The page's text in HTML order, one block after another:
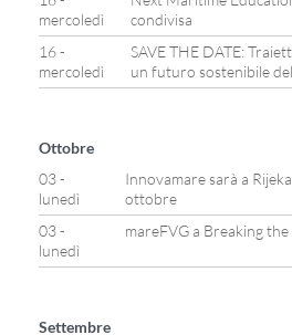
mercoledì
condivisa
16 -
mercoledì
SAVE THE DATE:
un futuro sostenibile
Ottobre
03 -
lunedì
Innovamare sarà a
ottobre
03 -
lunedì
mareFVG a Breaking
Settembre